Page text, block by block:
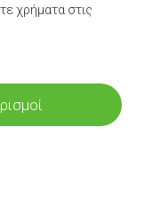
χρήματα στις